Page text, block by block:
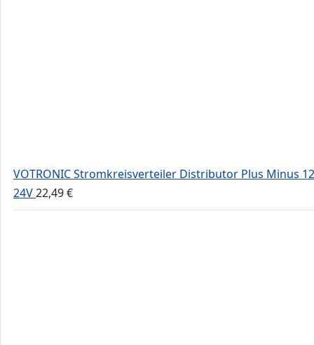
VOTRONIC Stromkreisverteiler Distributor Plus Minus
24V22,49€